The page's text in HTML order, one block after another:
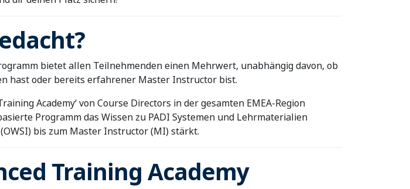
bietet allen Teilnehmenden einen Mehrwert, unabhängig davon, ob
hast oder bereits erfahrener Master Instructor bist.
Academy‘ von Course Directors in der gesamten EMEA-Region
Programm das Wissen zu PADI Systemen und Lehrmaterialien
bis zum Master Instructor (MI) stärkt.
Training Academy